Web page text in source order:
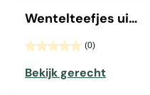
Wentelteefjes uit de airfryer
(0)
Bekijk gerecht